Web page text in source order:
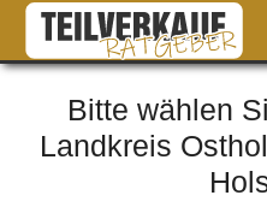
Skip to main content
Bitte wählen
Landkreis